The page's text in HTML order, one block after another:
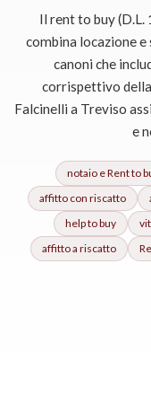
Il rent to buy
combina locazione
canoni che
corrispettivo
Falcinelli a Treviso
e
notaio eRent to
affitto con riscatto
help to buy
affitto a riscatto